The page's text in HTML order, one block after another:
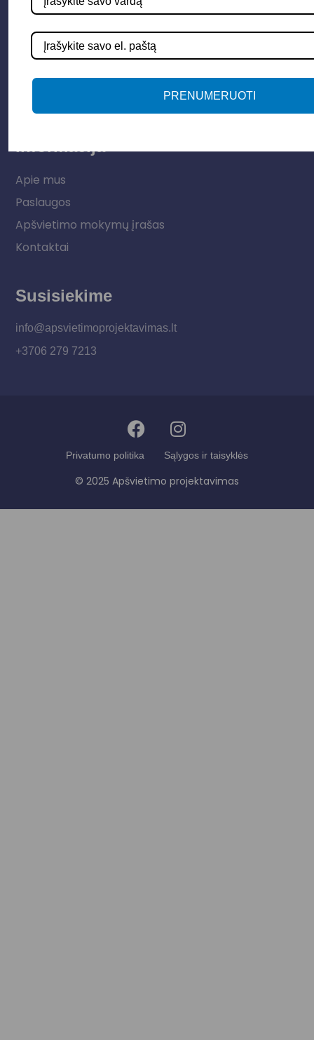
Apšvietimo sistemos
Elektros instaliacija
Lauko šviestuvai
LED juostos
Apie mus
Paslaugos
Apšvietimo mokymų įrašas
Kontaktai
Susisiekime
info@apsvietimoprojektavimas.lt
+3706 279 7213
Privatumo politika Sąlygos ir taisyklės
© 2025 Apšvietimo projektavimas
PRENUMERUOTI